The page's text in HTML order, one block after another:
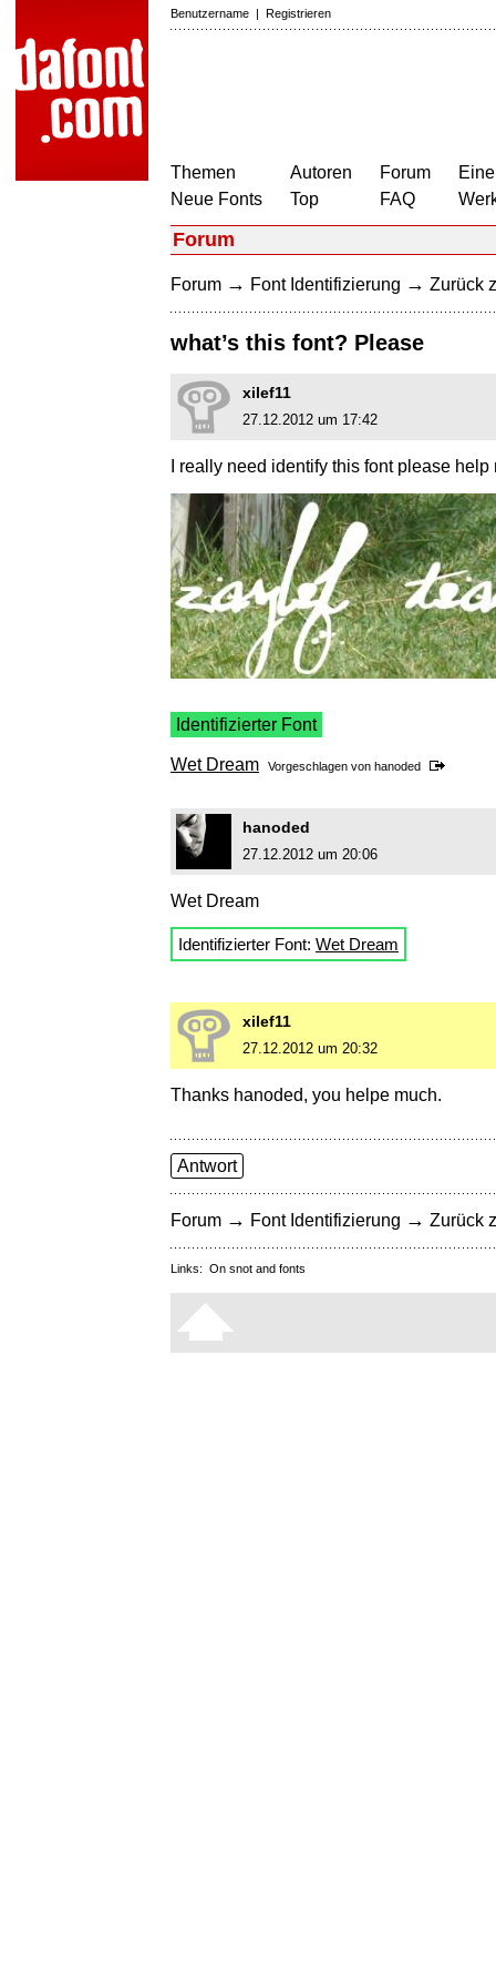
Benutzername | Registrieren
Themen
Neue Fonts
Autoren
Top
Forum
FAQ
Forum
Forum → Font Identifizierung → Zurück
what’s this font? Please
xilef11
27.12.2012 um 17:42
I really need identify this font please help
Identifizierter Font
Wet Dream Vorgeschlagen von hanoded
hanoded
27.12.2012 um 20:06
Wet Dream
Identifizierter Font: Wet Dream
xilef11
27.12.2012 um 20:32
Thanks hanoded, you helpe much.
Antwort
Forum → Font Identifizierung → Zurück
Links: On snot and fonts